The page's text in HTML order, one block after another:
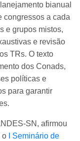
bianual
congressos a cada
e grupos mistos,
e revisão
TRs. O texto
dos Conads,
políticas e
para garantir
SN, afirmou
o
I Seminário de